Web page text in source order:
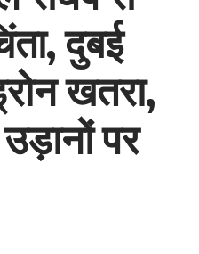
दुबई
खतरा,
पर